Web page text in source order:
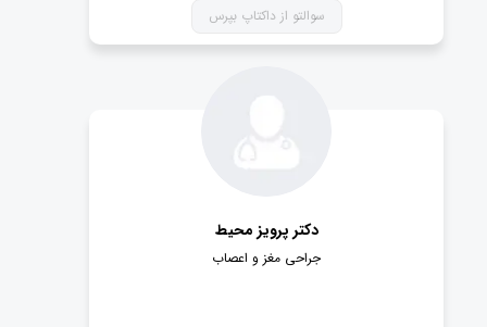
سوالتو از داکتاپ بپرس
دکتر پرویز محیط
جراحی مغز و اعصاب